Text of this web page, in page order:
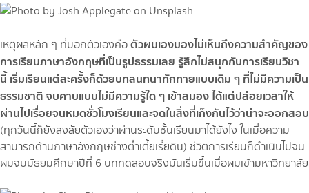
เหตุผลหลัก ๆ ที่บอกตัวเองคือตัวผมเองมองไม่เห็นถึงความสำคัญของ
การเรียนภาษาอังกฤษที่เป็นรูปธรรมเลย รู้สึกไม่สนุกกับการเรียนวิชา
นี้ เริ่มเรียนแต่ละครั้งก็ด้วยบทสนทนาทักทายแบบเดิม ๆ ที่ไม่มีความเป็น
ธรรมชาติ จบคาบแบบไม่มีความรู้ใด ๆ เข้าสมอง ได้แต่ปล่อยเวลาให้
ผ่านไปเรื่อยจนหมดชั่วโมงเรียนและจดในสิ่งที่เก็งกันไว้ว่าน่าจะออกสอบ
(ทุกวันนี้ก็ยังสงสัยตัวเองว่าผ่านระดับชั้นเรียนมาได้ยังไง ในเมื่อความ
สามารถด้านภาษาอังกฤษช่างต่ำเตี้ยเรี่ยดิน) ชีวิตการเรียนก็ดำเนินไปจน
ผมจบมัธยมศึกษาปีที่ 6 บททดสอบจริงมันเริ่มขึ้นเมื่อผมเข้ามหาวิทยาลัย